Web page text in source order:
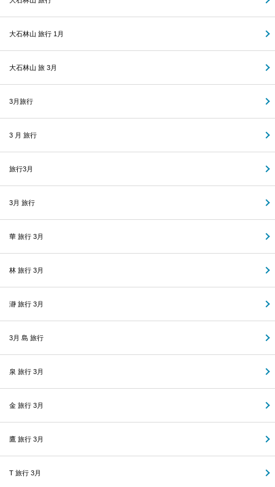
大石林山 旅行 1月
大石林山 旅 3月
3月旅行
3 月 旅行
旅行3月
3月 旅行
華 旅行 3月
林 旅行 3月
瀞 旅行 3月
3月 島 旅行
泉 旅行 3月
金 旅行 3月
鷹 旅行 3月
T 旅行 3月